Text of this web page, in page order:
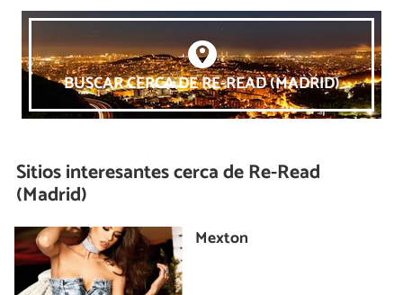
BUSCAR CERCA DE RE-READ (MADRID)
Sitios interesantes cerca deRe-Read
(Madrid)
Mexton